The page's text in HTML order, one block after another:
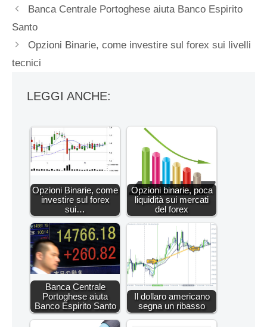
Banca Centrale Portoghese aiuta Banco Espirito
Santo
Opzioni Binarie, come investire sul forex sui livelli
tecnici
LEGGI ANCHE:
Opzioni Binarie, come
investire sul forex
sui…
Opzioni binarie, poca
liquidità sui mercati
del forex
Banca Centrale
Portoghese aiuta
Banco Espirito Santo
Il dollaro americano
segna un ribasso